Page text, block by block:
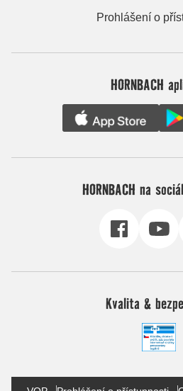
Prohlášení o
HORNBACH
HORNBACH na
Kvalita &